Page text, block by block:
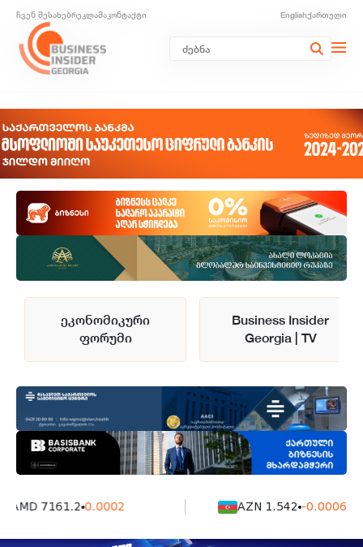
ჩვენ შესახებრეკლამაკონტაქტი Englishქართული
ეკონომიკური
ფორუმი
Business Insider
Georgia | TV
AMD 7161.2 0.0002 AZN 1.542 -0.0006